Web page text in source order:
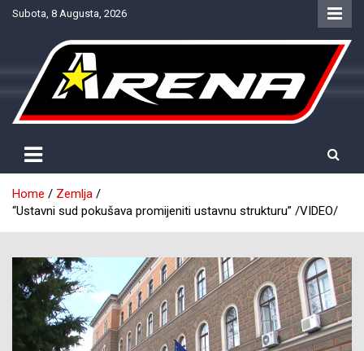
SkipSubota, 8 Augusta, 2026
NTV Arena
Home
Zemlja
“Ustavni sud pokušava promijeniti ustavnu strukturu” /VIDEO/